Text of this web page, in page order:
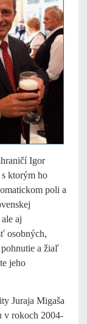
Igor
ktorým ho
poli a
aj
osobných,
a žiaľ
jeho
Juraja Migaša
v rokoch 2004-